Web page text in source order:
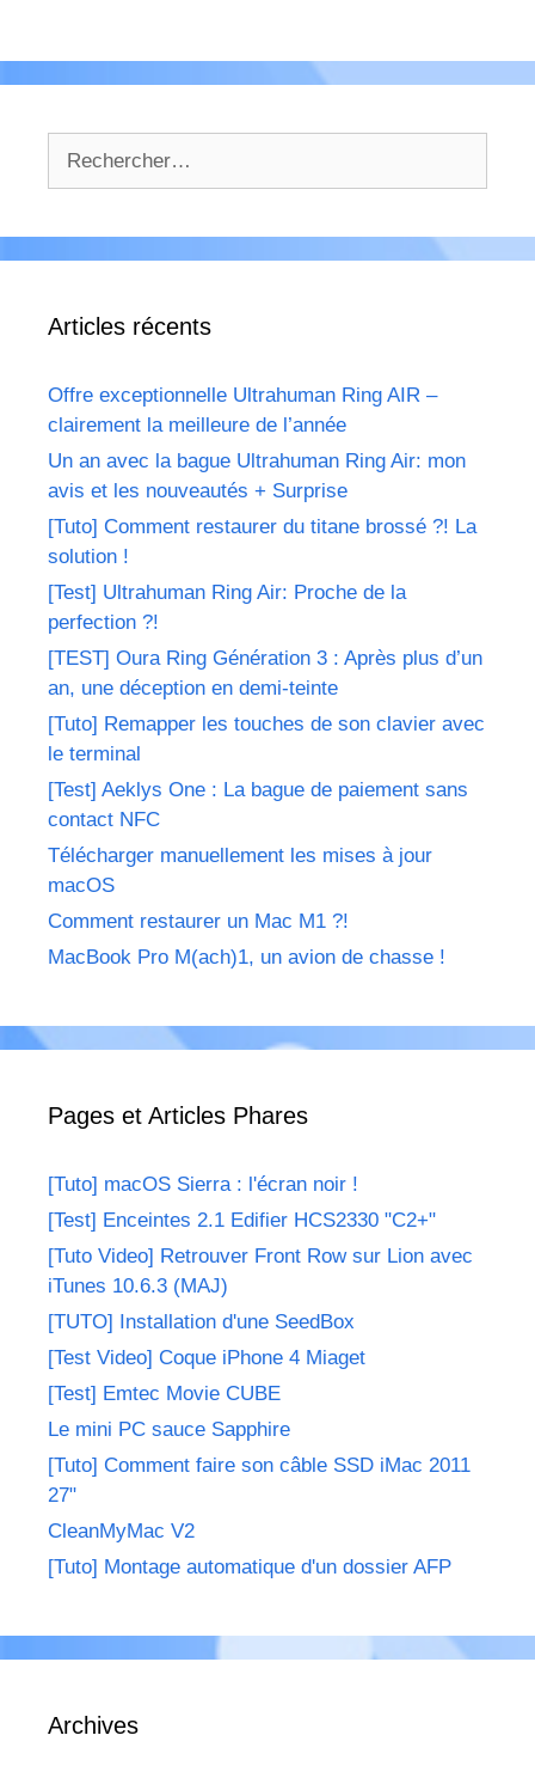
Articles récents
Offre exceptionnelle Ultrahuman Ring AIR –
clairement la meilleure de l’année
Un an avec la bague Ultrahuman Ring Air: mon
avis et les nouveautés + Surprise
[Tuto] Comment restaurer du titane brossé ?! La
solution !
[Test] Ultrahuman Ring Air: Proche de la
perfection ?!
[TEST] Oura Ring Génération 3 : Après plus d’un
an, une déception en demi-teinte
[Tuto] Remapper les touches de son clavier avec
le terminal
[Test] Aeklys One : La bague de paiement sans
contact NFC
Télécharger manuellement les mises à jour
macOS
Comment restaurer un Mac M1 ?!
MacBook Pro M(ach)1, un avion de chasse !
Pages et Articles Phares
[Tuto] macOS Sierra : l'écran noir !
[Test] Enceintes 2.1 Edifier HCS2330 "C2+"
[Tuto Video] Retrouver Front Row sur Lion avec
iTunes 10.6.3 (MAJ)
[TUTO] Installation d'une SeedBox
[Test Video] Coque iPhone 4 Miaget
[Test] Emtec Movie CUBE
Le mini PC sauce Sapphire
[Tuto] Comment faire son câble SSD iMac 2011
27"
CleanMyMac V2
[Tuto] Montage automatique d'un dossier AFP
Archives